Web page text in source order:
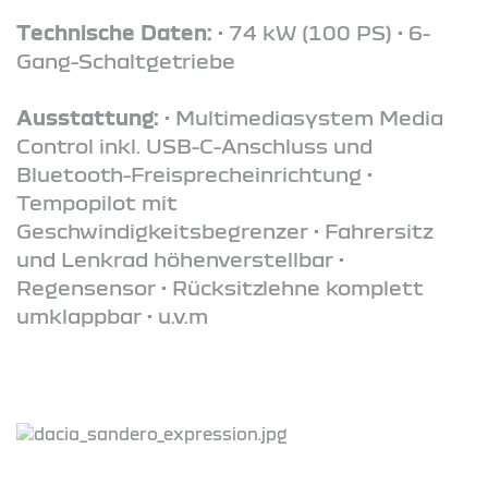
Technische Daten: • 74 kW (100 PS) • 6-
Gang-Schaltgetriebe
Ausstattung: • Multimediasystem Media
Control inkl. USB-C-Anschluss und
Bluetooth-Freisprecheinrichtung •
Tempopilot mit
Geschwindigkeitsbegrenzer • Fahrersitz
und Lenkrad höhenverstellbar •
Regensensor • Rücksitzlehne komplett
umklappbar • u.v.m